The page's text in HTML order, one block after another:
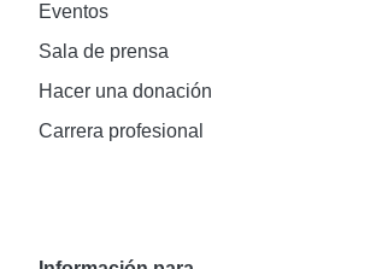
Eventos
Sala de prensa
Hacer una donación
Carrera profesional